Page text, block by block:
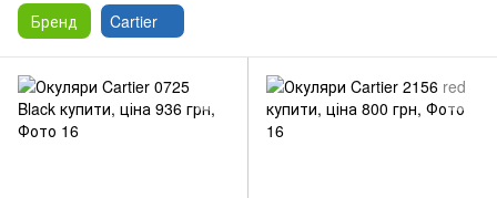
Бренд Cartier